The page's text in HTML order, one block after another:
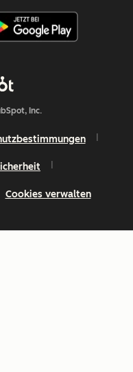
Inc.
Cookies verwalten